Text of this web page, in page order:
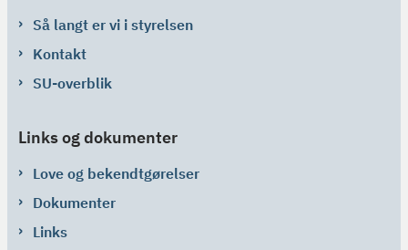
Så langt er vi i styrelsen
Kontakt
SU-overblik
Links og dokumenter
Love og bekendtgørelser
Dokumenter
Links